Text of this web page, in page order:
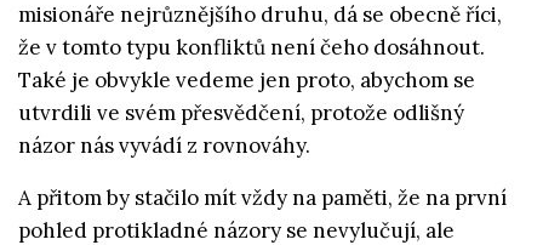
misionáře nejrůznějšího druhu, dá se obecně říci,
že v tomto typu konfliktů není čeho dosáhnout.
Také je obvykle vedeme jen proto, abychom se
utvrdili ve svém přesvědčení, protože odlišný
názor nás vyvádí z rovnováhy.
A přitom by stačilo mít vždy na paměti, že na první
pohled protikladné názory se nevylučují, ale